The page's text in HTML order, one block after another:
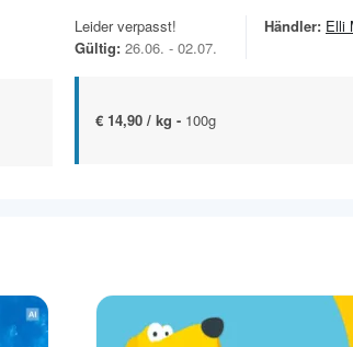
Leider verpasst!
Gültig: 26.06. - 02.07.
Händler: Elli
€ 14,90 / kg - 100g